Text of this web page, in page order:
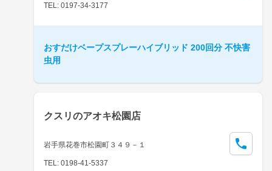
TEL: 0197-34-3177
おすだけベープスプレーハイブリッド 200回分 不快害
虫用
クスリのアオキ松園店
岩手県花巻市松園町３４９－１
TEL: 0198-41-5337